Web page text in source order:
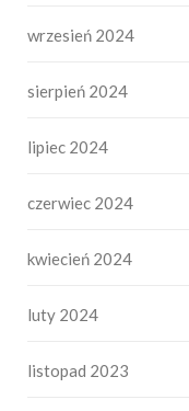
wrzesień 2024
sierpień 2024
lipiec 2024
czerwiec 2024
kwiecień 2024
luty 2024
listopad 2023